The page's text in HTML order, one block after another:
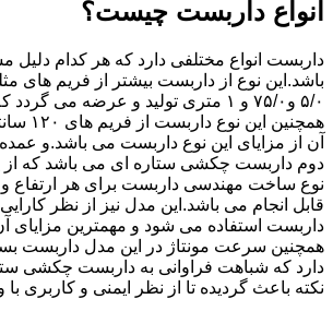
انواع داربست چیست؟
داربست انواع مختلفی دارد که هر کدام
باشد.این نوع از داربست بیشتر از فریم های
۵/۰ و۷۵/۰ و ۱ متری تولید و عرضه
آن از مزایای این نوع داربست می باشد.و
دوم داربست چکشی ستاره ای می باشد که از
نوع ساخت مهندسی داربست برای هر ارتفاع
قابل انجام می باشد.این مدل نیز از نظر
داربست استفاده می شود و مهمترین مزایای
همچنین سرعت مونتاژ در این مدل داربست
دارد که شباهت فراوانی به داربست چکشی
نکته باعث گردیده تا از نظر ایمنی و کاربری